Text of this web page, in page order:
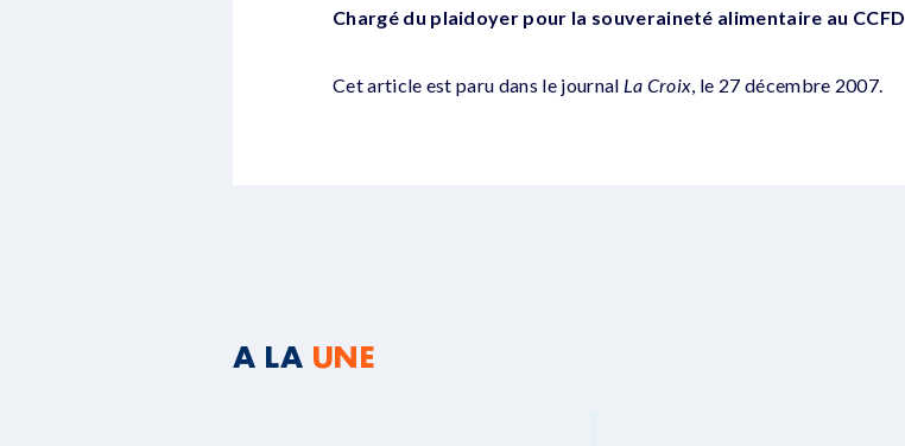
Chargé du plaidoyer pour la souveraineté alimentaire au CCFD
Cet article est paru dans le journal La Croix, le 27 décembre 2007.
A LA UNE